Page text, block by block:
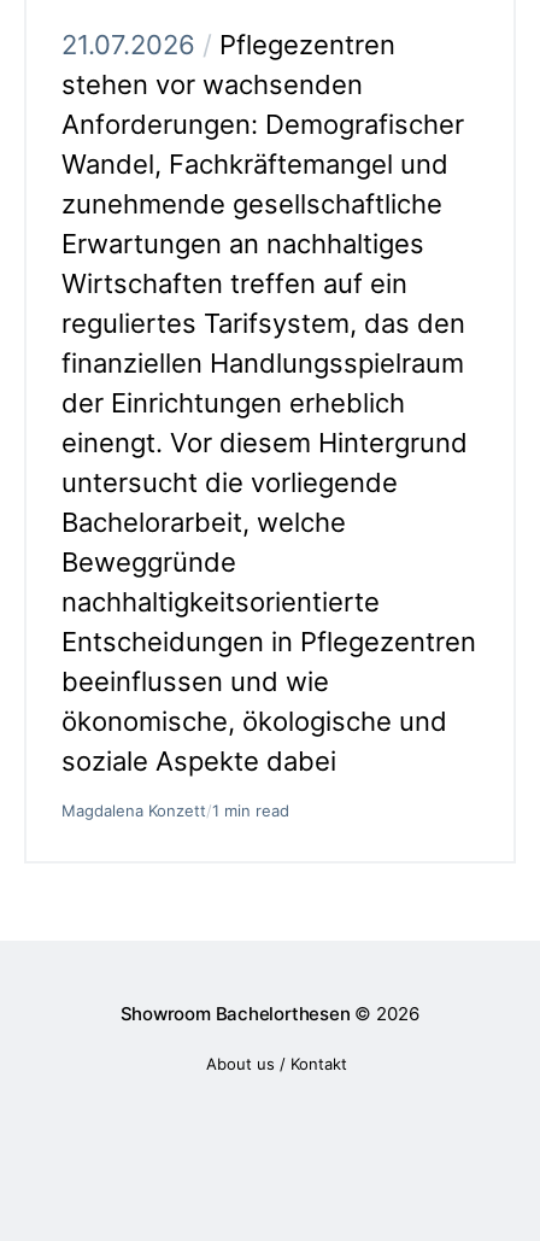
21.07.2026 / Pflegezentren
stehen vor wachsenden
Anforderungen: Demografischer
Wandel, Fachkräftemangel und
zunehmende gesellschaftliche
Erwartungen an nachhaltiges
Wirtschaften treffen auf ein
reguliertes Tarifsystem, das den
finanziellen Handlungsspielraum
der Einrichtungen erheblich
einengt. Vor diesem Hintergrund
untersucht die vorliegende
Bachelorarbeit, welche
Beweggründe
nachhaltigkeitsorientierte
Entscheidungen in Pflegezentren
beeinflussen und wie
ökonomische, ökologische und
soziale Aspekte dabei
Magdalena Konzett/1 min read
Showroom Bachelorthesen © 2026
About us / Kontakt